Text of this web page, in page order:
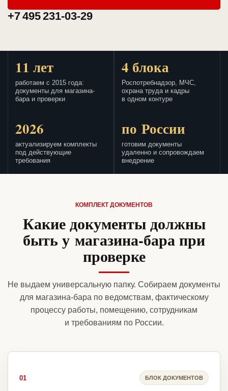
+7 495 231-03-29
11 лет
работаем с 2015 года:
документы для магазина-
бара и проверки
4 блока
Роспотребнадзор, МЧС,
охрана труда и кадры
в одном контуре
2026
актуализируем комплекты
под действующие
требования
по России
готовим документы
удаленно и сопровождаем
внедрение
КОМПЛЕКТ ДОКУМЕНТОВ
Какие документы должны
быть у магазина-бара при
проверке
Не выдаем универсальную папку. Собираем документы
для магазина-бара по ведомствам, фактическому
процессу работы, помещению, сотрудникам
и требованиям по России.
01 БЛОК ДОКУМЕНТОВ